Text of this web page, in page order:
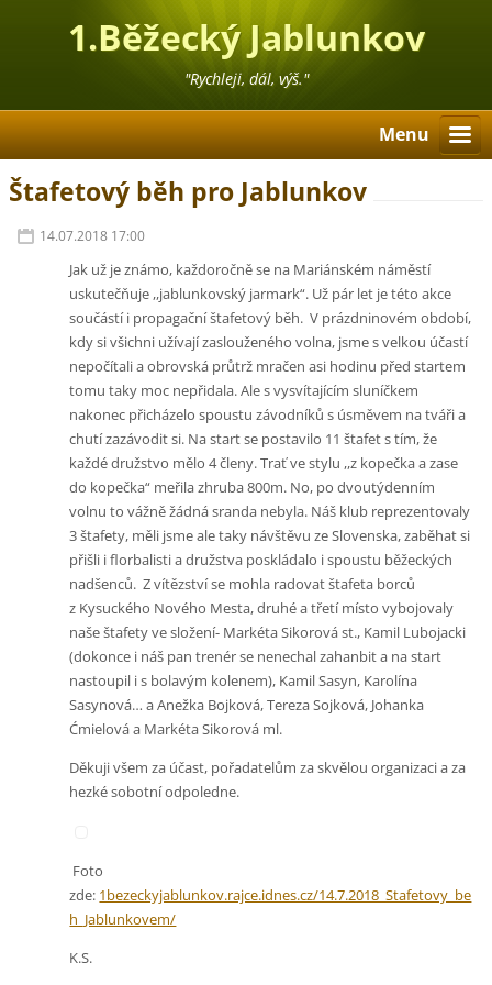
1.Běžecký Jablunkov
"Rychleji, dál, výš."
Menu
Štafetový běh pro Jablunkov
14.07.2018 17:00
Jak už je známo, každoročně se na Mariánském náměstí
uskutečňuje ,,jablunkovský jarmark“. Už pár let je této akce
součástí i propagační štafetový běh. V prázdninovém období,
kdy si všichni užívají zaslouženého volna, jsme s velkou účastí
nepočítali a obrovská průtrž mračen asi hodinu před startem
tomu taky moc nepřidala. Ale s vysvítajícím sluníčkem
nakonec přicházelo spoustu závodníků s úsměvem na tváři a
chutí zazávodit si. Na start se postavilo 11 štafet s tím, že
každé družstvo mělo 4 členy. Trať ve stylu ,,z kopečka a zase
do kopečka“ meřila zhruba 800m. No, po dvoutýdenním
volnu to vážně žádná sranda nebyla. Náš klub reprezentovaly
3 štafety, měli jsme ale taky návštěvu ze Slovenska, zaběhat si
přišli i florbalisti a družstva poskládalo i spoustu běžeckých
nadšenců. Z vítězství se mohla radovat štafeta borců
z Kysuckého Nového Mesta, druhé a třetí místo vybojovaly
naše štafety ve složení- Markéta Sikorová st., Kamil Lubojacki
(dokonce i náš pan trenér se nenechal zahanbit a na start
nastoupil i s bolavým kolenem), Kamil Sasyn, Karolína
Sasynová… a Anežka Bojková, Tereza Sojková, Johanka
Ćmielová a Markéta Sikorová ml.
Děkuji všem za účast, pořadatelům za skvělou organizaci a za
hezké sobotní odpoledne.
Foto
zde: 1bezeckyjablunkov.rajce.idnes.cz/14.7.2018_Stafetovy_be
h_Jablunkovem/
K.S.